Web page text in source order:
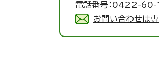
電話番号：0422-
お問い合わせは専